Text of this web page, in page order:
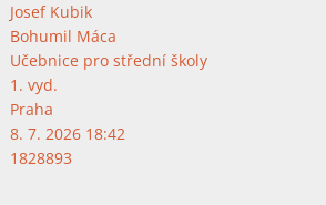
Josef Kubik
Bohumil Máca
Učebnice pro střední školy
1. vyd.
Praha
8. 7. 2026 18:42
1828893